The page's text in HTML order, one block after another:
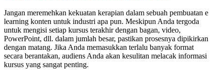
Jangan meremehkan kekuatan kerapian dalam sebuah pembuatan e
learning konten untuk industri apa pun. Meskipun Anda tergoda
untuk mengisi setiap kursus terakhir dengan bagan, video,
PowerPoint, dll. dalam jumlah besar, pastikan prosesnya dipikirkan
dengan matang. Jika Anda memasukkan terlalu banyak format
secara berantakan, audiens Anda akan kesulitan melacak informasi
kursus yang sangat penting.